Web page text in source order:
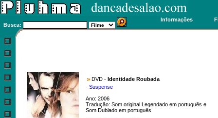
Busca:
Informações
DVD - Identidade Roubada
- Suspense
Ano: 2006
Tradução: Som original Legendado em português e
Som Dublado em português